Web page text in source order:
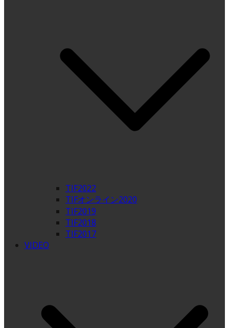
TIF2022
TIFオンライン2020
TIF2019
TIF2018
TIF2017
VIDEO